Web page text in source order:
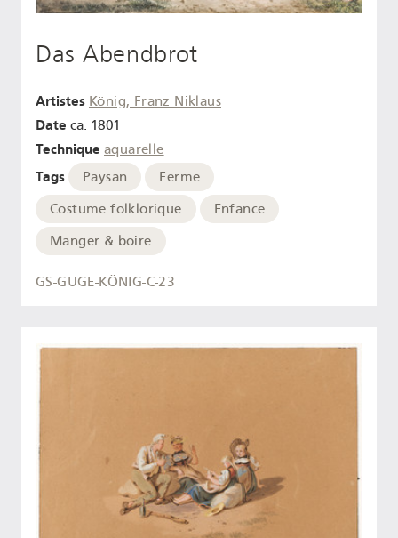
Das Abendbrot
Artistes König, Franz Niklaus
Date ca. 1801
Technique aquarelle
Tags Paysan
Ferme
Costume folklorique
Enfance
Manger & boire
GS-GUGE-KÖNIG-C-23